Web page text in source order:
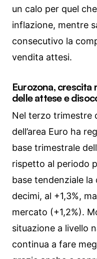
un calo per quel
inflazione, mentre
consecutivo la
vendita attesi.
Eurozona,
delle attese e
Nel terzo trimestre
dell’area Euro ha
base trimestrale
rispetto al periodo
base tendenziale
decimi, al +1,3%,
mercato (+1,2%).
situazione a livello
continua a fare